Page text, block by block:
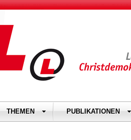
THEMEN PUBLIKATIONEN